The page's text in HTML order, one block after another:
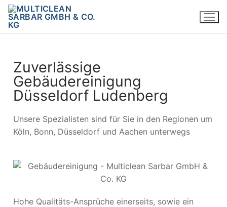
Zuverlässige
Gebäudereinigung
Düsseldorf Ludenberg
Unsere Spezialisten sind für Sie in den Regionen um
Köln, Bonn, Düsseldorf und Aachen unterwegs
Hohe Qualitäts-Ansprüche einerseits, sowie ein